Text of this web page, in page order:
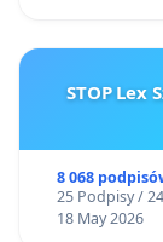
STOP Lex
8 068
25 Podpisy /
18 May 2026